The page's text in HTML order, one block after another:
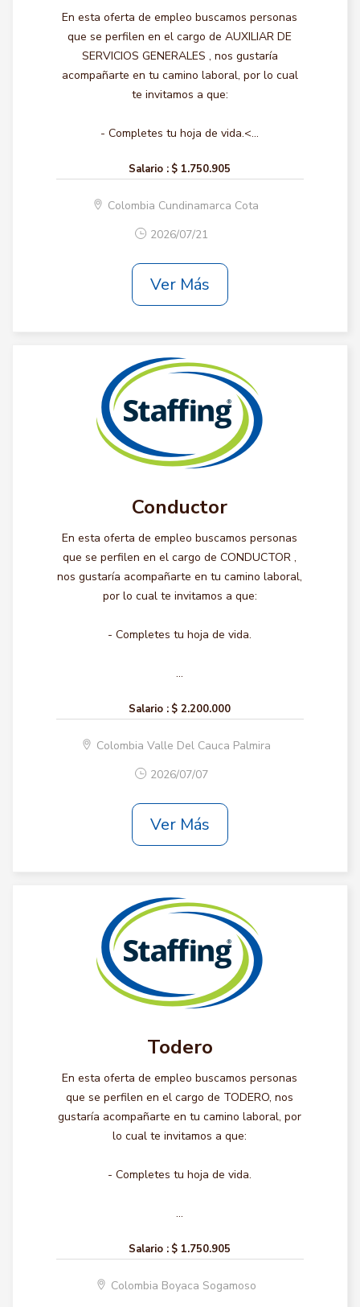
En esta oferta de empleo buscamos personas
que se perfilen en el cargo de AUXILIAR DE
SERVICIOS GENERALES , nos gustaría
acompañarte en tu camino laboral, por lo cual
te invitamos a que:
- Completes tu hoja de vida.<...
Salario : $ 1.750.905
Colombia Cundinamarca Cota
2026/07/21
Ver Más
Conductor
En esta oferta de empleo buscamos personas
que se perfilen en el cargo de CONDUCTOR ,
nos gustaría acompañarte en tu camino laboral,
por lo cual te invitamos a que:
- Completes tu hoja de vida.
...
Salario : $ 2.200.000
Colombia Valle Del Cauca Palmira
2026/07/07
Ver Más
Todero
En esta oferta de empleo buscamos personas
que se perfilen en el cargo de TODERO, nos
gustaría acompañarte en tu camino laboral, por
lo cual te invitamos a que:
- Completes tu hoja de vida.
...
Salario : $ 1.750.905
Colombia Boyaca Sogamoso